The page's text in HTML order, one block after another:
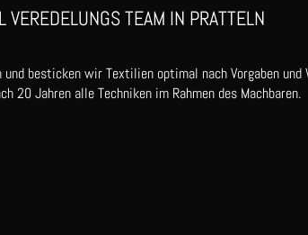
VEREDELUNGS TEAM IN PRATTELN
besticken wir Textilien optimal nach Vorgaben und
20 Jahren alle Techniken im Rahmen des Machbaren.